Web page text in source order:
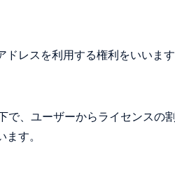
レスを利用する権利をいいます
で、ユーザーからライセンス
す。